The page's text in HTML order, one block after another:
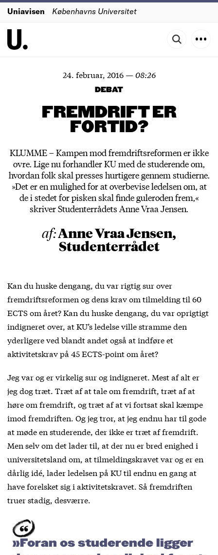
Uniavisen Københavns Universitet
24. februar, 2016—08:26
DEBAT
FREMDRIFT ER
FORTID?
KLUMME – Kampen mod fremdriftsreformen er ikke
ovre. Lige nu forhandler KU med de studerende om,
hvordan folk skal presses hurtigere gennem studierne.
»Det er en mulighed for at overbevise ledelsen om, at
de i stedet for pisken skal finde guleroden frem,«
skriver Studenterrådets Anne Vraa Jensen.
af:Anne Vraa Jensen,
Studenterrådet
Kan du huske dengang, du var rigtig sur over
fremdriftsreformen og dens krav om tilmelding til 60
ECTS om året? Kan du huske dengang, du var oprigtigt
indigneret over, at KU’s ledelse ville stramme den
yderligere ved blandt andet også at indføre et
aktivitetskrav på 45 ECTS-point om året?
Jeg var og er virkelig sur og indigneret. Mest af alt er
jeg dog træt. Træt af at tale om fremdrift, træt af at
høre om fremdrift, og træt af at vi fortsat skal kæmpe
imod fremdriften. Og jeg tror, at jeg endnu har til gode
at møde en studerende, der ikke er træt af fremdrift.
Men selv om det lader til, at der nu er bred enighed i
universitetsland om, at tilmeldingskravet var og er en
dårlig idé, lader ledelsen på KU til endnu en gang at
have forelsket sig i aktivitetskravet. Så fremdriften
truer stadig, desværre.
»Foran os studerende ligger